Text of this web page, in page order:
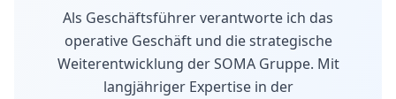
Als Geschäftsführer verantworte ich das
operative Geschäft und die strategische
Weiterentwicklung der SOMA Gruppe. Mit
langjähriger Expertise in der